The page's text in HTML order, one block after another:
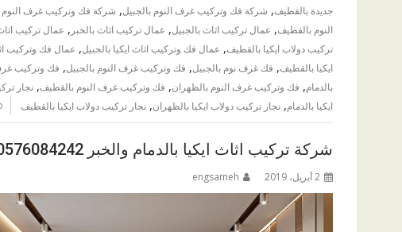
جديدة بالقطيف, شركة فك وتركيب غرف النوم بالجبيل, شركة فك وتركيب غرف النوم
النوم بالقطيف, عمال تركيب اثاث بالجبيل, عمال تركيب اثاث بالخبر , عمال تركيب
تركيب دولاب ايكيا بالقطيف, عمال فك وتركيب اثاث ايكيا بالجبيل, عمال فك وتركيب
ايكيا بالقطيف, فك غرف نوم بالجبيل, فك وتركيب غرف النوم بالجبيل, فك وتركيب
بالدمام, فك وتركيب غرف النوم بالظهران, فك وتركيب غرف النوم بالقطيف, نجار
ايكيا بالدمام, نجار تركيب دولاب ايكيا بالظهران, نجار تركيب دولاب ايكيا بالقطيف
شركة تركيب اثاث ايكيا بالدمام والخبر 0576084242
2 أبريل، 2019 engsameh